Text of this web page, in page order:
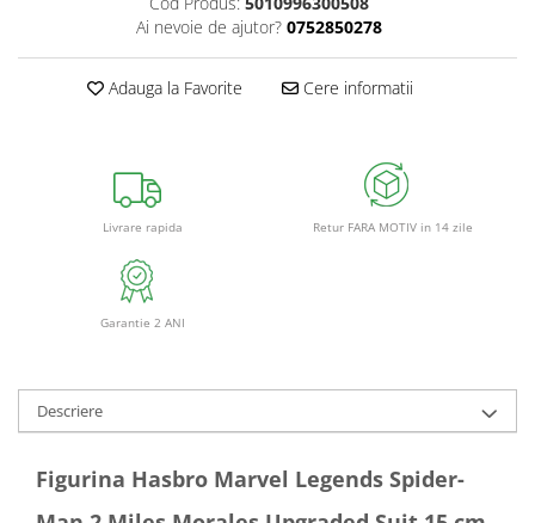
Ai nevoie de ajutor? 0752850278
Adauga la Favorite Cere informatii
Livrare rapida Retur FARA MOTIV in 14 zile
Garantie 2 ANI
Descriere
Figurina Hasbro Marvel Legends Spider-